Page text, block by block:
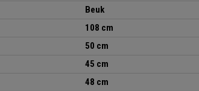
Beuk
108 cm
50 cm
45 cm
48 cm